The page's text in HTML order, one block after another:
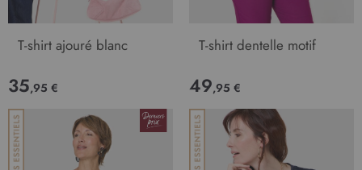
T-shirt ajouré blanc
35,95 €
T-shirt dentelle motif
49,95 €